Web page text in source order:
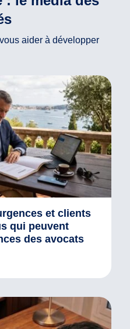
aider à développer
et clients
qui peuvent
des avocats